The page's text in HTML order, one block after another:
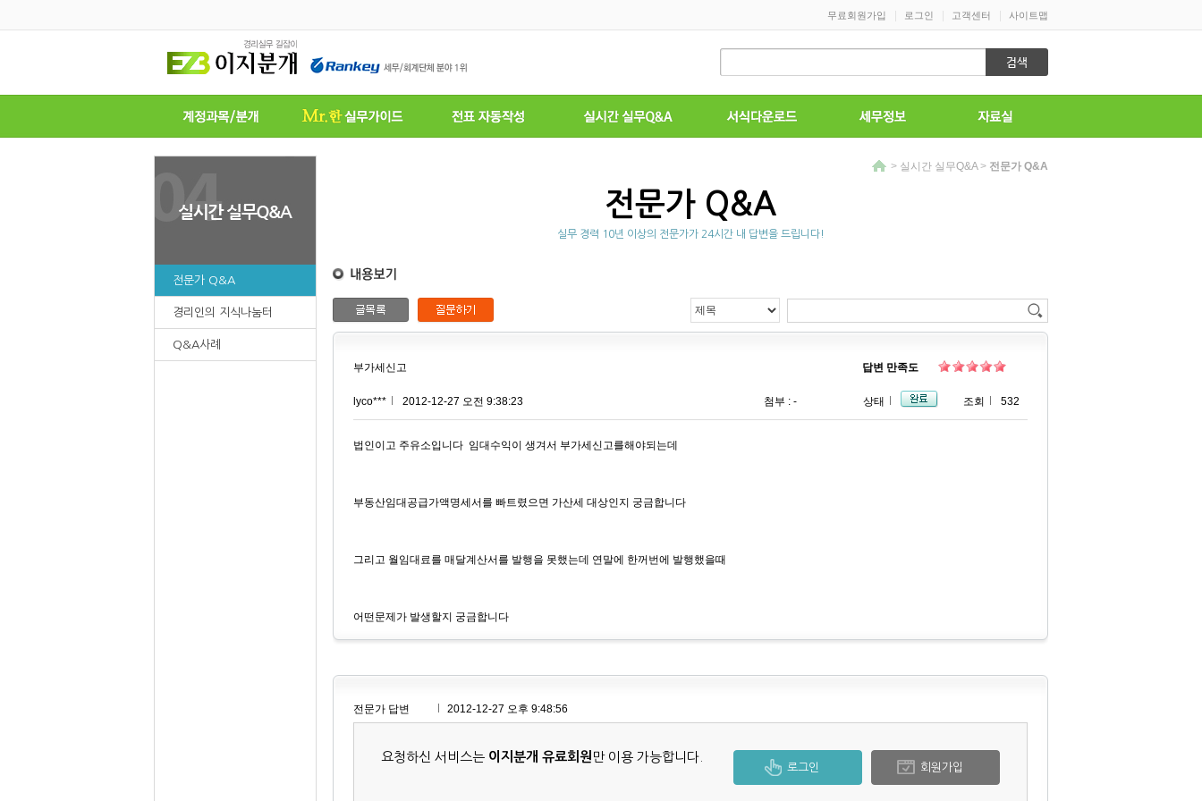
무료회원가입 로그인 고객센터 사이트맵
전문가 Q&A
경리인의 지식나눔터
Q&A사례
> 실시간 실무Q&A> 전문가 Q&A
전문가 Q&A
실무 경력 10년 이상의 전문가가 24시간 내 답변을 드립니다!
부가세신고 답변 만족도
lyco*** 2012-12-27 오전 9:38:23 첨부 : - 상태 조회 532
법인이고 주유소입니다 임대수익이 생겨서 부가세신고를해야되는데
부동산임대공급가액명세서를 빠트렸으면 가산세 대상인지 궁금합니다
그리고 월임대료를 매달계산서를 발행을 못했는데 연말에 한꺼번에 발행했을때
어떤문제가 발생할지 궁금합니다
전문가 답변 2012-12-27 오후 9:48:56
요청하신 서비스는 이지분개 유료회원 만 이용 가능합니다.
회원가입
로그인